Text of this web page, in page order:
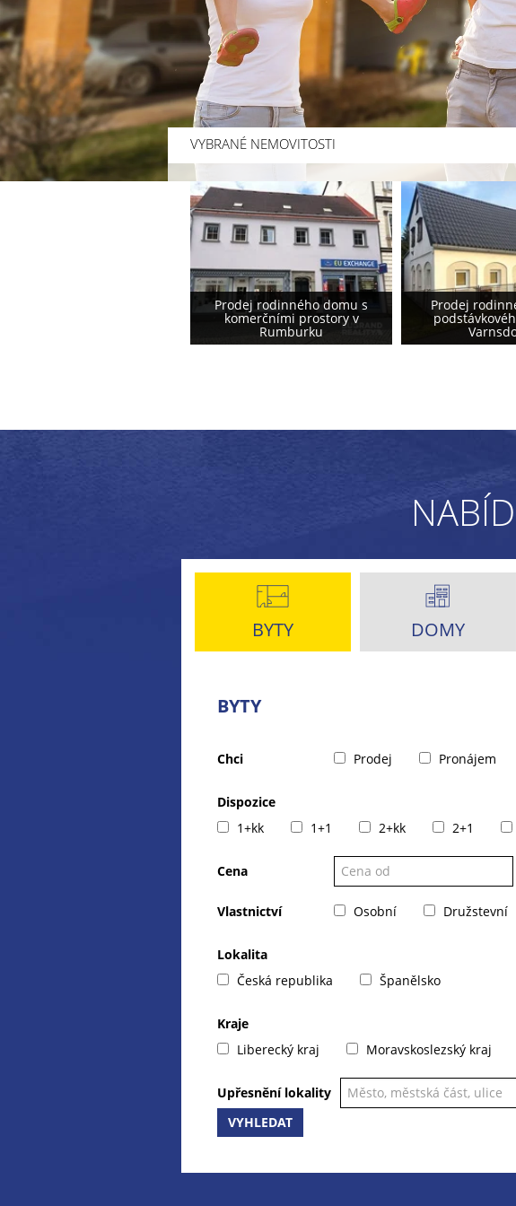
VYBRANÉ NEMOVITOSTI
Prodej rodinného domu
podstávkového typu ve
Varnsdorfu
Varnsdorf -
m², OV -
u
BYTY DOMY
BYTY
Chci Prodej Pronájem
Dispozice
1+kk
1+1 2+kk 2+1
Cena
Vlastnictví Osobní Družstevní
Lokalita
Česká republika
Španělsko
Kraje
Liberecký kraj
Moravskoslezský kraj
Upřesnění lokality
VYHLEDAT